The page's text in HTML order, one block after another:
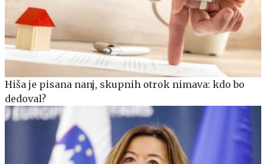
Hiša je pisana nanj, skupnih otrok nimava: kdo bo
dedoval?